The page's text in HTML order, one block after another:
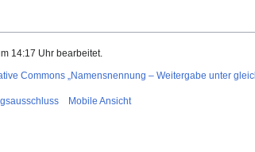
14:17 Uhr bearbeitet.
Commons „Namensnennung – Weitergabe unter
Mobile Ansicht